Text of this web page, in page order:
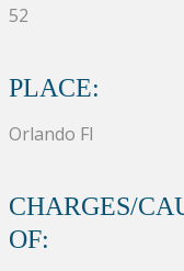
52
PLACE:
Orlando Fl
CHARGES/
OF: